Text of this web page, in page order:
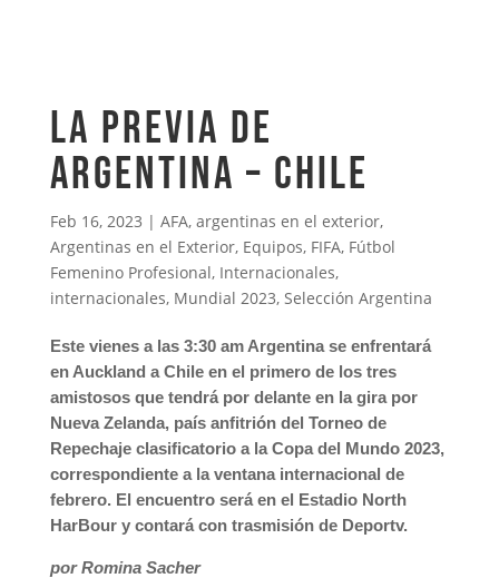
La Previa de
Argentina – Chile
Feb 16, 2023 | AFA, argentinas en el exterior,
Argentinas en el Exterior, Equipos, FIFA, Fútbol
Femenino Profesional, Internacionales,
internacionales, Mundial 2023, Selección Argentina
Este vienes a las 3:30 am Argentina se enfrentará
en Auckland a Chile en el primero de los tres
amistosos que tendrá por delante en la gira por
Nueva Zelanda, país anfitrión del Torneo de
Repechaje clasificatorio a la Copa del Mundo 2023,
correspondiente a la ventana internacional de
febrero. El encuentro será en el Estadio North
HarBour y contará con trasmisión de Deportv.
por Romina Sacher